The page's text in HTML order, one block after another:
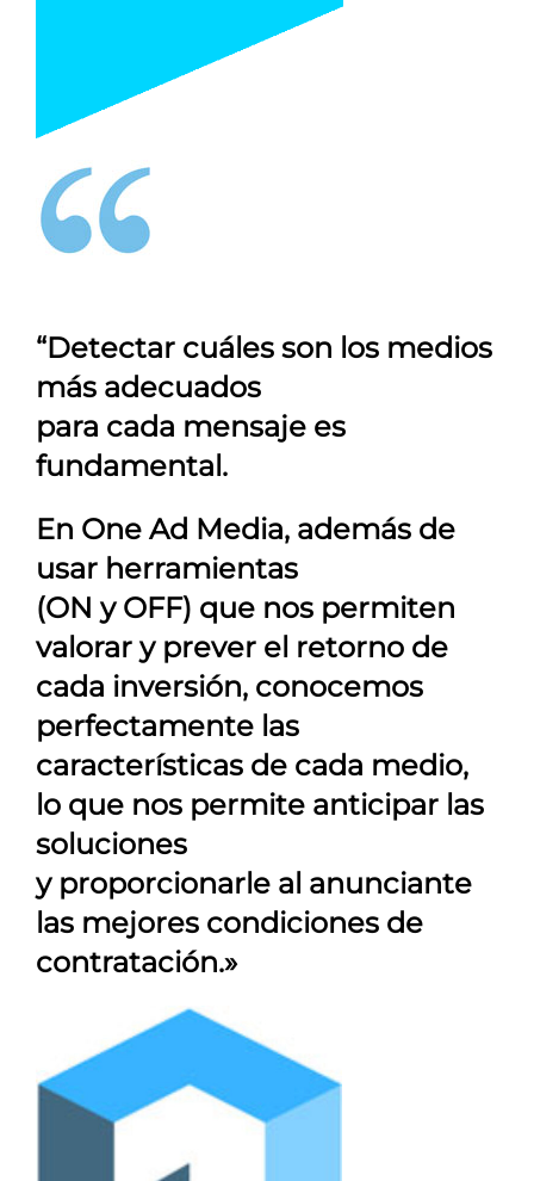
“Detectar cuáles son los medios
más adecuados
para cada mensaje es
fundamental.
En One Ad Media, además de
usar herramientas
(ON y OFF) que nos permiten
valorar y prever el retorno de
cada inversión, conocemos
perfectamente las
características de cada medio,
lo que nos permite anticipar las
soluciones
y proporcionarle al anunciante
las mejores condiciones de
contratación.»